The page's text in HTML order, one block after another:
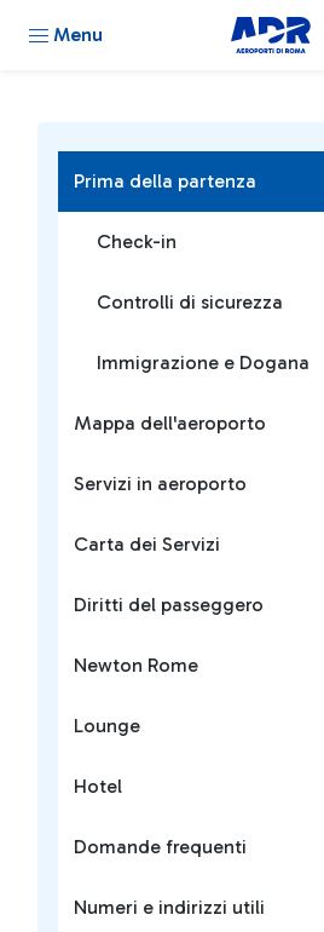
Menu
Prima della partenza
Check-in
Controlli di sicurezza
Immigrazione e Dogana
Mappa dell'aeroporto
Servizi in aeroporto
Carta dei Servizi
Diritti del passeggero
Newton Rome
Lounge
Hotel
Domande frequenti
Numeri e indirizzi utili